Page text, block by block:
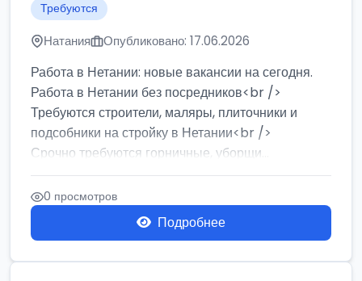
Требуются
Натания Опубликовано: 17.06.2026
Работа в Нетании: новые вакансии на сегодня.
Работа в Нетании без посредников<br />
Требуются строители, маляры, плиточники и
подсобники на стройку в Нетании<br />
Срочно требуются горничные, уборщи...
0 просмотров
Подробнее